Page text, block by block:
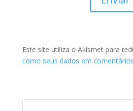
Este site utiliza o Akismet para
como seus dados em